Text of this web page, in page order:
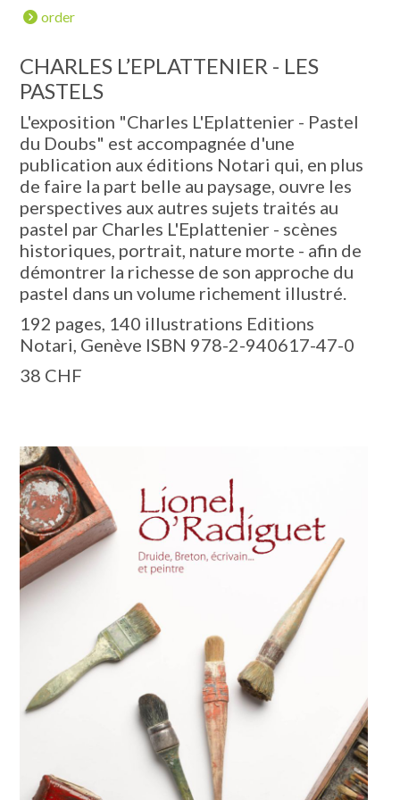
CHARLES L’EPLATTENIER - LES
PASTELS
L'exposition "Charles L'Eplattenier - Pastel
du Doubs" est accompagnée d'une
publication aux éditions Notari qui, en plus
de faire la part belle au paysage, ouvre les
perspectives aux autres sujets traités au
pastel par Charles L'Eplattenier - scènes
historiques, portrait, nature morte - afin de
démontrer la richesse de son approche du
pastel dans un volume richement illustré.
192 pages, 140 illustrations Editions
Notari, Genève ISBN 978-2-940617-47-0
38 CHF
order